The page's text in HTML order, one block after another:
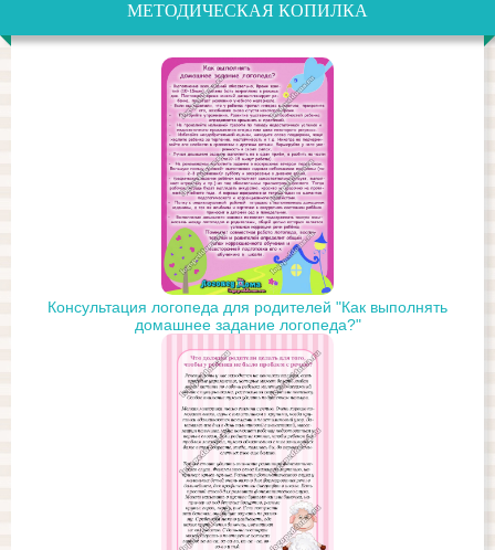
МЕТОДИЧЕСКАЯ КОПИЛКА
Консультация логопеда для родителей "Как выполнять
домашнее задание логопеда?"